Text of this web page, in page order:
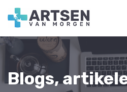
Blogs,